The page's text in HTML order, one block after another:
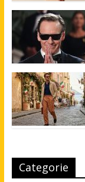
Categorie